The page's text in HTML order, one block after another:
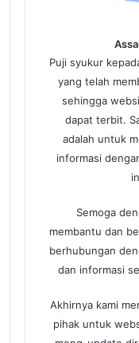
Puji syukur
yang telah
sehingga
dapat terbit.
adalah untuk
informasi
Semoga
membantu dan
berhubungan
dan informasi
Akhirnya kami
pihak untuk